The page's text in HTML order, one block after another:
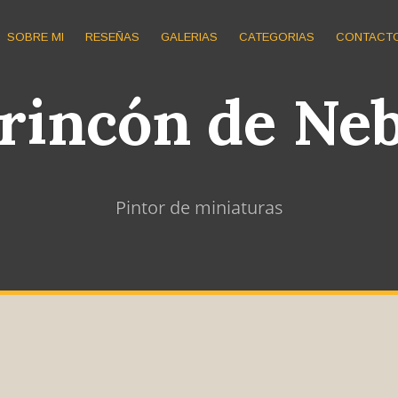
SOBRE MI RESEÑAS GALERIAS CATEGORIAS
de
Pintor de miniaturas